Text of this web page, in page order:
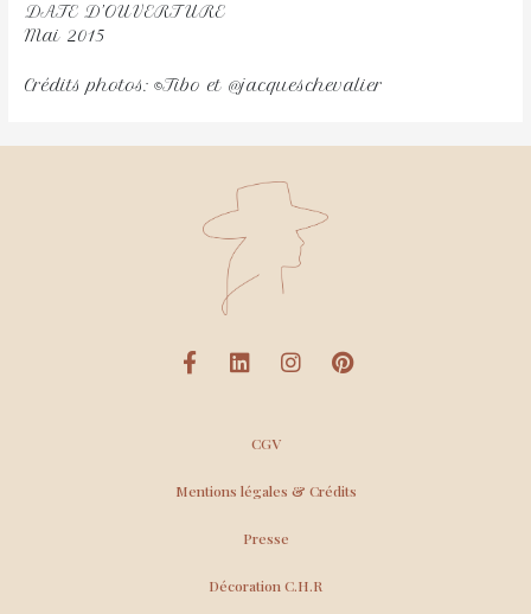
DATE D’OUVERTURE
Mai 2015
Crédits photos: ©Tibo et @jacqueschevalier
CGV
Mentions légales & Crédits
Presse
Décoration C.H.R